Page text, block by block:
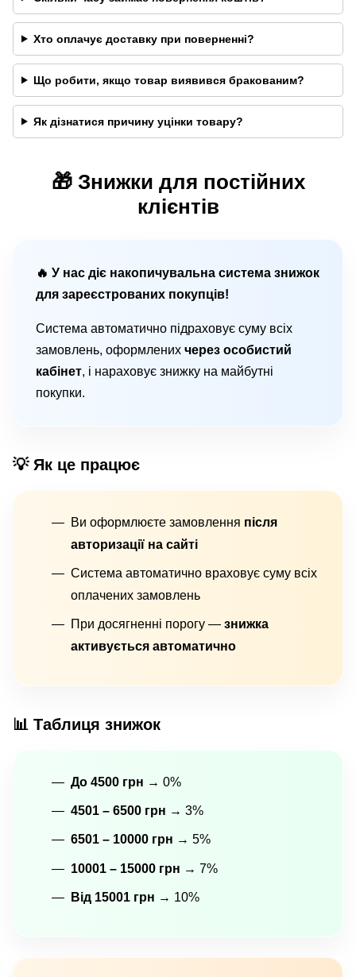
Хто оплачує доставку при поверненні?
Що робити, якщо товар виявився бракованим?
Як дізнатися причину уцінки товару?
🎁 Знижки для постійних
клієнтів
🔥 У нас діє накопичувальна система знижок
для зареєстрованих покупців!
Система автоматично підраховує суму всіх
замовлень, оформлених через особистий
кабінет, і нараховує знижку на майбутні
покупки.
💡 Як це працює
Ви оформлюєте замовлення після
авторизації на сайті
Система автоматично враховує суму всіх
оплачених замовлень
При досягненні порогу — знижка
активується автоматично
📊 Таблиця знижок
До 4500 грн → 0%
4501 – 6500 грн → 3%
6501 – 10000 грн → 5%
10001 – 15000 грн → 7%
Від 15001 грн → 10%